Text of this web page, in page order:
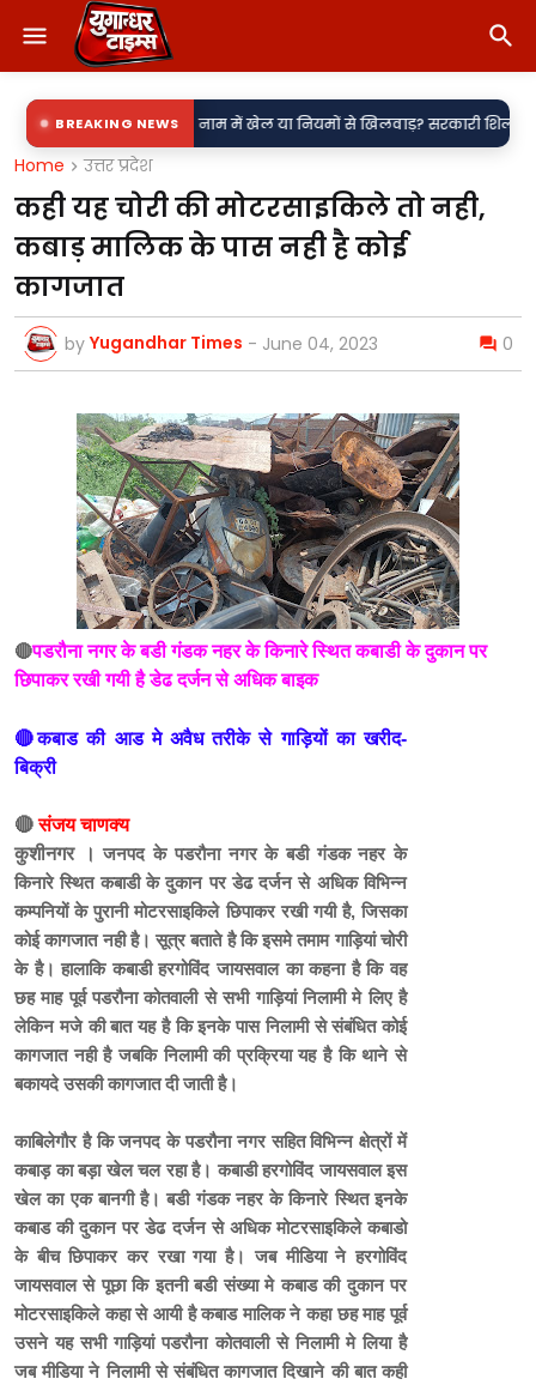
BREAKING NEWS
• नाम में खेल या नियमों से खिलवाड़? सरकारी शिलापट्टों पर 'किरन' के
Home उत्तर प्रदेश
कही यह चोरी की मोटरसाइकिले तो नही,
कबाड़ मालिक के पास नही है कोई
कागजात
by Yugandhar Times - June 04, 2023 0
🔴पडरौना नगर के बडी गंडक नहर के किनारे स्थित कबाडी के दुकान पर
छिपाकर रखी गयी है डेढ दर्जन से अधिक बाइक
🔴कबाड की आड मे अवैध तरीके से गाड़ियों का खरीद-
बिक्री
🔴संजय चाणक्य
कुशीनगर ।जनपद के पडरौना नगर के बडी गंडक नहर के
किनारे स्थित कबाडी के दुकान पर डेढ दर्जन से अधिक विभिन्न
कम्पनियों के पुरानी मोटरसाइकिले छिपाकर रखी गयी है, जिसका
कोई कागजात नही है। सूत्र बताते है कि इसमे तमाम गाड़ियां चोरी
के है। हालाकि कबाडी हरगोविंद जायसवाल का कहना है कि वह
छह माह पूर्व पडरौना कोतवाली से सभी गाड़ियां निलामी मे लिए है
लेकिन मजे की बात यह है कि इनके पास निलामी से संबंधित कोई
कागजात नही है जबकि निलामी की प्रक्रिया यह है कि थाने से
बकायदे उसकी कागजात दी जाती है।
काबिलेगौर है कि जनपद के पडरौना नगर सहित विभिन्न क्षेत्रों में
कबाड़ का बड़ा खेल चल रहा है। कबाडी हरगोविंद जायसवाल इस
खेल का एक बानगी है। बडी गंडक नहर के किनारे स्थित इनके
कबाड की दुकान पर डेढ दर्जन से अधिक मोटरसाइकिले कबाडो
के बीच छिपाकर कर रखा गया है। जब मीडिया ने हरगोविंद
जायसवाल से पूछा कि इतनी बडी संख्या मे कबाड की दुकान पर
मोटरसाइकिले कहा से आयी है कबाड मालिक ने कहा छह माह पूर्व
उसने यह सभी गाड़ियां पडरौना कोतवाली से निलामी मे लिया है
जब मीडिया ने निलामी से संबंधित कागजात दिखाने की बात कही